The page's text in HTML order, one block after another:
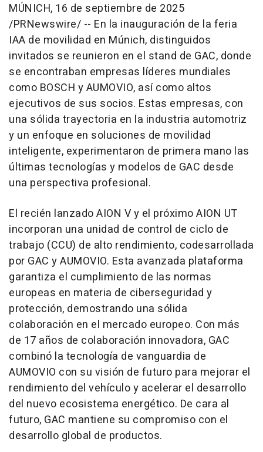
MÚNICH, 16 de septiembre de 2025
/PRNewswire/ -- En la inauguración de la feria
IAA de movilidad en Múnich, distinguidos
invitados se reunieron en el stand de GAC, donde
se encontraban empresas líderes mundiales
como BOSCH y AUMOVIO, así como altos
ejecutivos de sus socios. Estas empresas, con
una sólida trayectoria en la industria automotriz
y un enfoque en soluciones de movilidad
inteligente, experimentaron de primera mano las
últimas tecnologías y modelos de GAC desde
una perspectiva profesional.
El recién lanzado AION V y el próximo AION UT
incorporan una unidad de control de ciclo de
trabajo (CCU) de alto rendimiento, codesarrollada
por GAC y AUMOVIO. Esta avanzada plataforma
garantiza el cumplimiento de las normas
europeas en materia de ciberseguridad y
protección, demostrando una sólida
colaboración en el mercado europeo. Con más
de 17 años de colaboración innovadora, GAC
combinó la tecnología de vanguardia de
AUMOVIO con su visión de futuro para mejorar el
rendimiento del vehículo y acelerar el desarrollo
del nuevo ecosistema energético. De cara al
futuro, GAC mantiene su compromiso con el
desarrollo global de productos.